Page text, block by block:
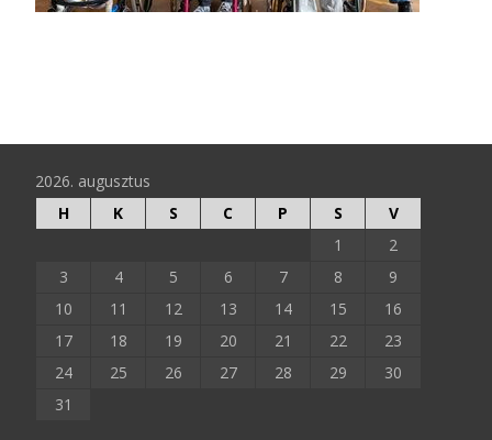
2026. augusztus
H
K S C P S
V
1
2
3
4 5 6 7 8
9
10
11 12 13 14 15
16
17
18 19 20 21 22
23
24
25 26 27 28 29
30
31